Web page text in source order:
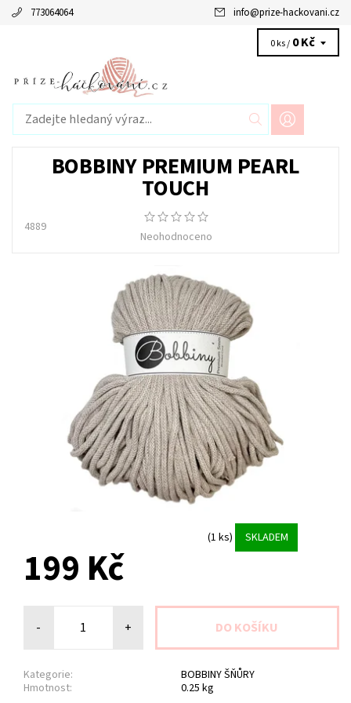
773064064 info@prize-hackovani.cz
0 ks / 0 Kč
BOBBINY PREMIUM PEARL
TOUCH
4889
Neohodnoceno
(1 ks) SKLADEM
199 Kč
- +
Kategorie:
BOBBINY ŠŇŮRY
Hmotnost:
0.25 kg